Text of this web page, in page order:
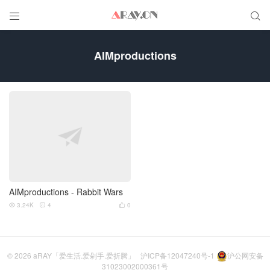
 
AIMproductions
AIMproductions - Rabbit Wars
 0
 3.24K  4
© 2026 aRAY「爱生活.爱剁手.爱折腾」 沪ICP备12047240号-1
沪公网安备
31023002000361号